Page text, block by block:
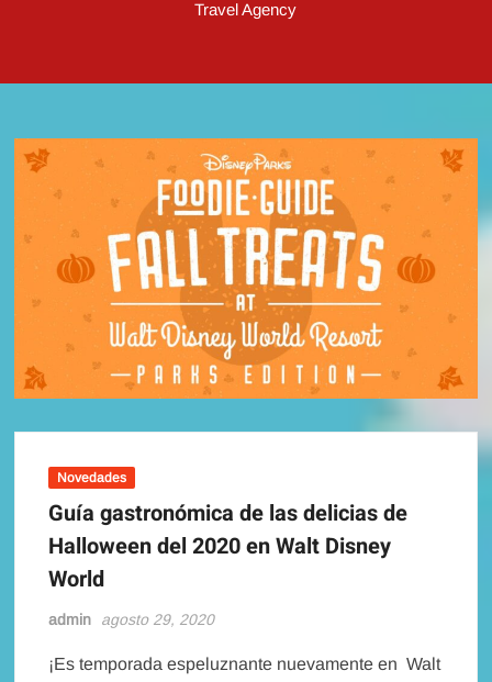
Travel Agency
Novedades
Guía gastronómica de las delicias de
Halloween del 2020 en Walt Disney
World
admin agosto 29, 2020
¡Es temporada espeluznante nuevamente en Walt